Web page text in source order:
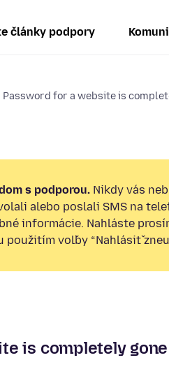
články podpory
Password for a website is
s podporou. Nikdy vás
alebo poslali SMS na
informácie. Nahláste
voľby “Nahlásiť
is completely